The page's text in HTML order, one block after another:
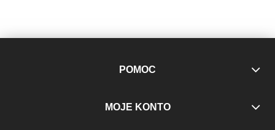
POMOC
MOJE KONTO